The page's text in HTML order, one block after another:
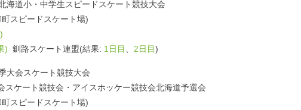
海道小・中学生スピードスケート競技大会
スピードスケート場)
) 釧路スケート連盟(結果: 1日目 2日目)
大会スケート競技大会
スケート競技会・アイスホッケー競技会北海道予選会
スピードスケート場)